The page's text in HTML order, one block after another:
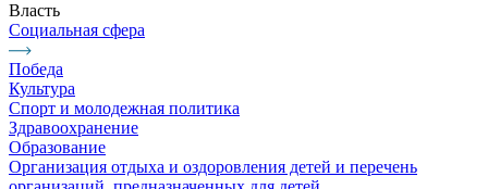
Власть
Социальная сфера
Победа
Культура
Спорт и молодежная политика
Здравоохранение
Образование
Организация отдыха и оздоровления детей и перечень